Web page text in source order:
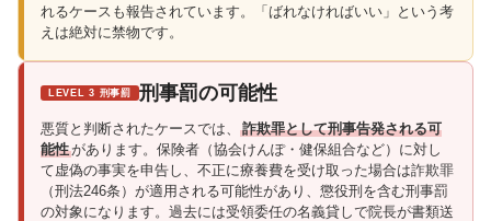
れるケースも報告されています。「ばれなければいい」という考
えは絶対に禁物です。
LEVEL 3 刑事罰 刑事罰の可能性
悪質と判断されたケースでは、
詐欺罪として刑事告発される可
能性があります。保険者（協会けんぽ・健保組合など）に対し
て虚偽の事実を申告し、不正に療養費を受け取った場合は詐欺罪
（刑法246条）が適用される可能性があり、懲役刑を含む刑事罰
の対象になります。過去には受領委任の名義貸しで院長が書類送